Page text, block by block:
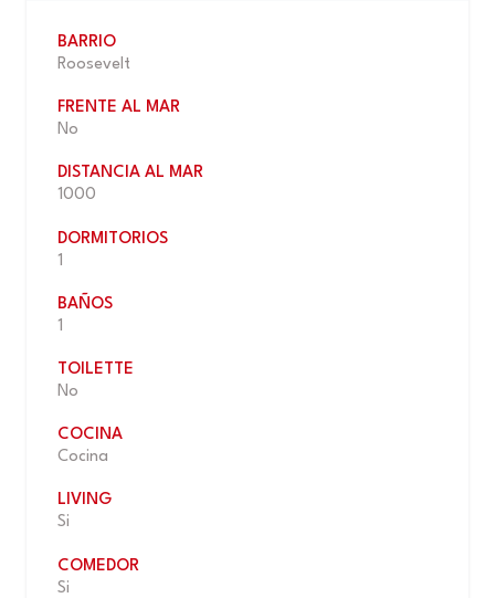
BARRIO
Roosevelt
FRENTE AL MAR
No
DISTANCIA AL MAR
1000
DORMITORIOS
1
BAÑOS
1
TOILETTE
No
COCINA
Cocina
LIVING
Si
COMEDOR
Si